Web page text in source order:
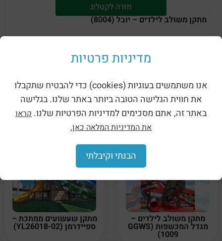
חזרה לקטלוג
מתקן משולב לילדים – יובל (8004)
מתקן משולב לילדים –
שלושת המוסקטרים (NAT-
מתקן משולב לילדים –
ג'ננה בסוואנה (FSB-D)
מתקן משולב לילדים –
מגדל המכשפות (GGWS
1009)
מתקן שעשועים ממתכת –
ספיידרמן (YL26018-02)
מדיניות פרטיות
אנו משתמשים בעוגיות (cookies) כדי להבטיח שתקבלו
את חווית הגלישה הטובה ביותר באתר שלנו. בגלישה
באתר זה, אתם מסכימים למדיניות הפרטיות שלנו. קראו
את המדיניות המלאה כאן.
הבנתי וקיבלתי